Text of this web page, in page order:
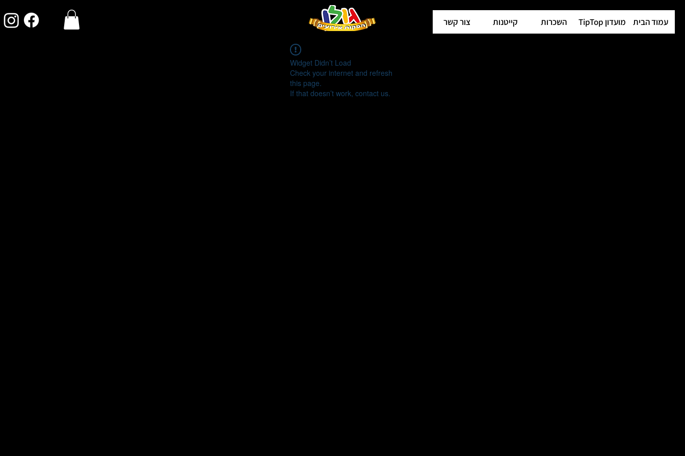
עמוד הבית מועדון TipTop השכרות קייטנות צור קשר
Widget Didn’t Load
Check your internet and refresh
this page.
If that doesn’t work, contact us.